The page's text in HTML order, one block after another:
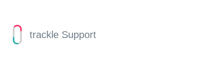
trackle Support